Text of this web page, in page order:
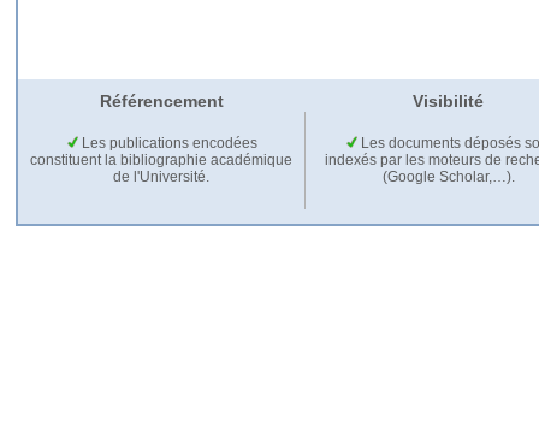
Référencement Visibilité
Les publications encodées
constituent la bibliographie académique
de l'Université.
Les documents déposés
indexés par les moteurs de
(Google Scholar,…).